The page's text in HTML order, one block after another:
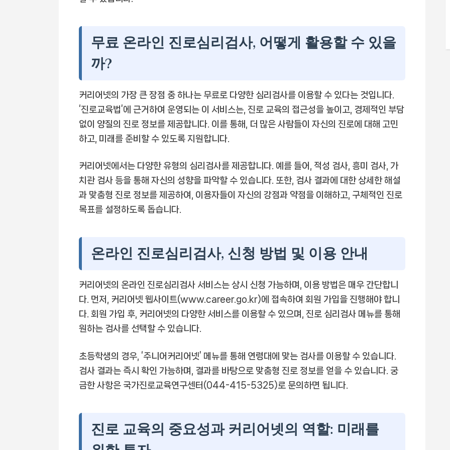
무료 온라인 진로심리검사, 어떻게 활용할 수 있을
까?
커리어넷의 가장 큰 장점 중 하나는 무료로 다양한 심리검사를 이용할 수 있다는 것입니다.
‘진로교육법’에 근거하여 운영되는 이 서비스는, 진로 교육의 접근성을 높이고, 경제적인 부담
없이 양질의 진로 정보를 제공합니다. 이를 통해, 더 많은 사람들이 자신의 진로에 대해 고민
하고, 미래를 준비할 수 있도록 지원합니다.
커리어넷에서는 다양한 유형의 심리검사를 제공합니다. 예를 들어, 적성 검사, 흥미 검사, 가
치관 검사 등을 통해 자신의 성향을 파악할 수 있습니다. 또한, 검사 결과에 대한 상세한 해설
과 맞춤형 진로 정보를 제공하여, 이용자들이 자신의 강점과 약점을 이해하고, 구체적인 진로
목표를 설정하도록 돕습니다.
온라인 진로심리검사, 신청 방법 및 이용 안내
커리어넷의 온라인 진로심리검사 서비스는 상시 신청 가능하며, 이용 방법은 매우 간단합니
다. 먼저, 커리어넷 웹사이트(www.career.go.kr)에 접속하여 회원 가입을 진행해야 합니
다. 회원 가입 후, 커리어넷의 다양한 서비스를 이용할 수 있으며, 진로 심리검사 메뉴를 통해
원하는 검사를 선택할 수 있습니다.
초등학생의 경우, ‘주니어커리어넷’ 메뉴를 통해 연령대에 맞는 검사를 이용할 수 있습니다.
검사 결과는 즉시 확인 가능하며, 결과를 바탕으로 맞춤형 진로 정보를 얻을 수 있습니다. 궁
금한 사항은 국가진로교육연구센터(044-415-5325)로 문의하면 됩니다.
진로 교육의 중요성과 커리어넷의 역할: 미래를